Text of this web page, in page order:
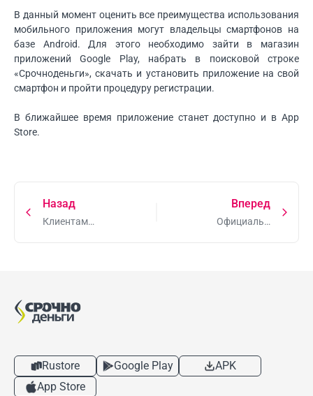
В данный момент оценить все преимущества использования
мобильного приложения могут владельцы смартфонов на
базе Android. Для этого необходимо зайти в магазин
приложений Google Play, набрать в поисковой строке
«Срочноденьги», скачать и установить приложение на свой
смартфон и пройти процедуру регистрации.
В ближайшее время приложение станет доступно и в App
Store.
Назад
Клиентам
кабинета
Вперед
Официальная
Rustore Google Play
APK
App Store